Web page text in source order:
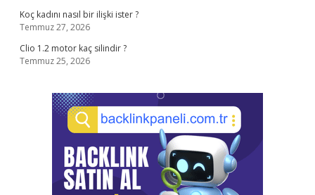
Koç kadını nasıl bir ilişki ister ?
Temmuz 27, 2026
Clio 1.2 motor kaç silindir ?
Temmuz 25, 2026